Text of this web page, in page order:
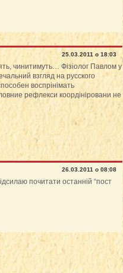
25.03.2011 о 18:03
чинитимуть… Фізіолог Павлом у
взгляд на русского
воспрінімать
рефлекси коордініровани не
26.03.2011 о 08:08
почитати останній “пост